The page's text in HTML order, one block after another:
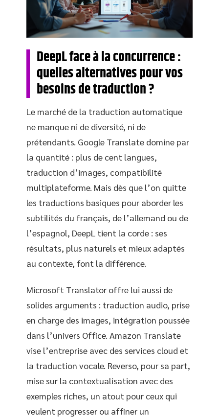
DeepL face à la concurrence :
quelles alternatives pour vos
besoins de traduction ?
Le marché de la traduction automatique
ne manque ni de diversité, ni de
prétendants. Google Translate domine par
la quantité : plus de cent langues,
traduction d’images, compatibilité
multiplateforme. Mais dès que l’on quitte
les traductions basiques pour aborder les
subtilités du français, de l’allemand ou de
l’espagnol, DeepL tient la corde : ses
résultats, plus naturels et mieux adaptés
au contexte, font la différence.
Microsoft Translator offre lui aussi de
solides arguments : traduction audio, prise
en charge des images, intégration poussée
dans l’univers Office. Amazon Translate
vise l’entreprise avec des services cloud et
la traduction vocale. Reverso, pour sa part,
mise sur la contextualisation avec des
exemples riches, un atout pour ceux qui
veulent progresser ou affiner un